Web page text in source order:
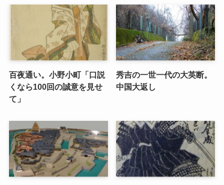
百夜通い。小野小町「口説
くなら100回の誠意を見せ
て」
秀吉の一世一代の大英断。
中国大返し